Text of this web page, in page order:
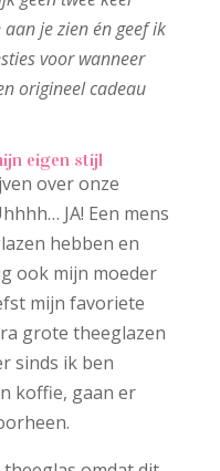
je zien én geef ik
voor wanneer
origineel cadeau
eigen stijl
over onze
JA! Een mens
hebben en
ook mijn moeder
mijn favoriete
grote theeglazen
sinds ik ben
koffie, gaan er